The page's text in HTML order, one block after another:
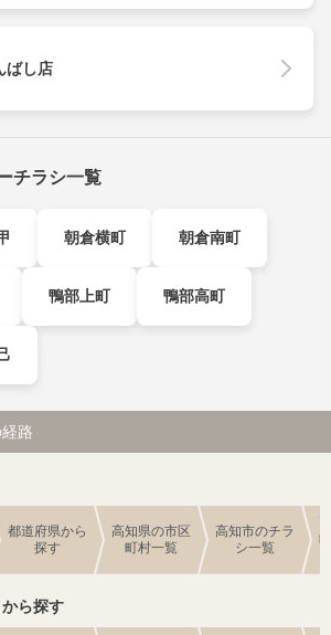
ばし店
チラシ一覧
朝倉横町 朝倉南町
鴨部上町 鴨部高町
路
都道府県から
探す
高知県の市区
町村一覧
高知市のチラ
シ一覧
ら探す